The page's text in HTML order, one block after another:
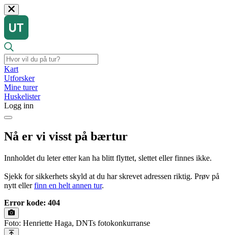
Kart
Utforsker
Mine turer
Huskelister
Logg inn
Nå er vi visst på bærtur
Innholdet du leter etter kan ha blitt flyttet, slettet eller finnes ikke.
Sjekk for sikkerhets skyld at du har skrevet adressen riktig. Prøv på
nytt eller finn en helt annen tur.
Error kode: 404
Foto: Henriette Haga, DNTs fotokonkurranse